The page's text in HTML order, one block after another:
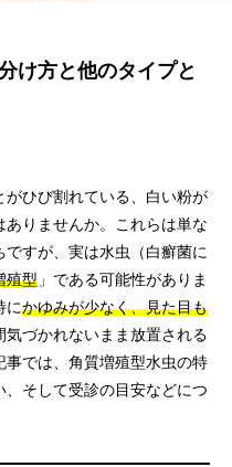
け方と他のタイプと
がひび割れている、白い粉が
りませんか。これらは単な
すが、実は水虫（白癬菌に
殖型 」である可能性がありま
にかゆみが少なく、見た目も
気づかれないまま放置される
では、角質増殖型水虫の特
そして受診の目安などにつ